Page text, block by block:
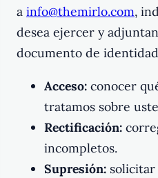
a info@themirlo.com,
desea ejercer y
documento de
Acceso: conocer
tratamos sobre
Rectificación:
incompletos.
Supresión: solicitar